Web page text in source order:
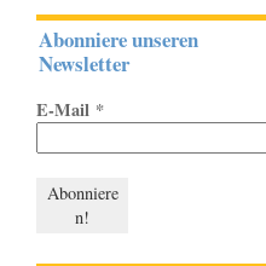
Abonniere unseren
Newsletter
E-Mail *